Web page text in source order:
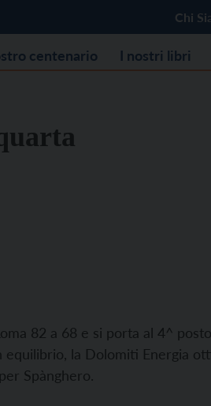
Chi
centenario I nostri libri
82 a 68 e si porta al 4^
la Dolomiti Energia
Spànghero.